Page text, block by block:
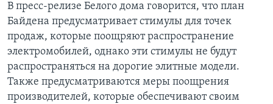
В пресс-релизе Белого дома говорится, что план
Байдена предусматривает стимулы для точек
продаж, которые поощряют распространение
электромобилей, однако эти стимулы не будут
распространяться на дорогие элитные модели.
Также предусматриваются меры поощрения
производителей, которые обеспечивают своим